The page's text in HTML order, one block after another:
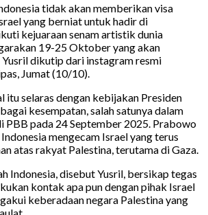
tidak akan memberikan visa
yang berniat untuk hadir di
kejuaraan senam artistik dunia
19-25 Oktober yang akan
Yusril dikutip dari instagram resmi
Jumat (10/10).
itu selaras dengan kebijakan Presiden
kesempatan, salah satunya dalam
PBB pada 24 September 2025. Prabowo
mengecam Israel yang terus
atas rakyat Palestina, terutama di Gaza.
Indonesia, disebut Yusril, bersikap tegas
kontak apa pun dengan pihak Israel
keberadaan negara Palestina yang